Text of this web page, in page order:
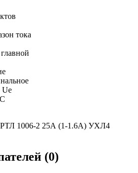
тока
Ue
РТЛ 1006-2 25А (1-1.6А) УХЛ4
(0)